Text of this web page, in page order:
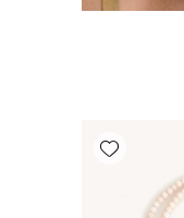
Add wishlist